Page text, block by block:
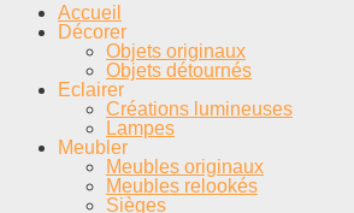
Accueil
Décorer
Objets originaux
Objets détournés
Eclairer
Créations lumineuses
Lampes
Meubler
Meubles originaux
Meubles relookés
Sièges